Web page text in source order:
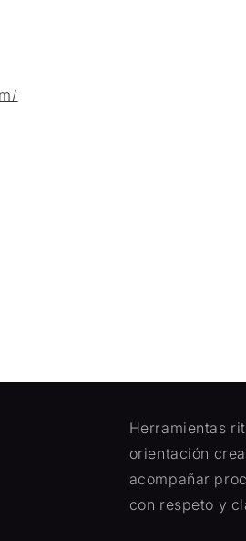
Herramientas
orientación
acompañar
con respeto y